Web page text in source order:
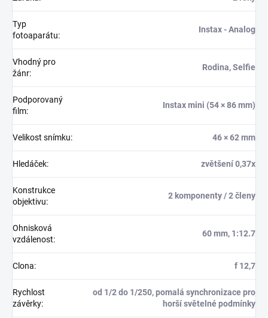
Typ
fotoaparátu:
Instax - Analog
Vhodný pro
žánr:
Rodina, Selfie
Podporovaný
film:
Instax mini (54 × 86 mm)
Velikost snímku: 46 × 62 mm
Hledáček: zvětšení 0,37x
Konstrukce
objektivu:
2 komponenty / 2 členy
Ohnisková
vzdálenost:
60 mm, 1:12.7
Clona: f 12,7
Rychlost
závěrky:
od 1/2 do 1/250, pomalá synchronizace pro
horší světelné podmínky